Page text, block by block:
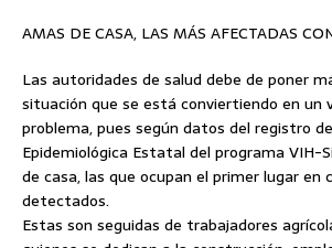
AMAS DE CASA, LAS MÁS AFECTADAS
Las autoridades de salud debe de poner
situación que se está conviertiendo en un
problema, pues según datos del registro
Epidemiológica Estatal del programa VIH-
de casa, las que ocupan el primer lugar en
detectados.
Estas son seguidas de trabajadores